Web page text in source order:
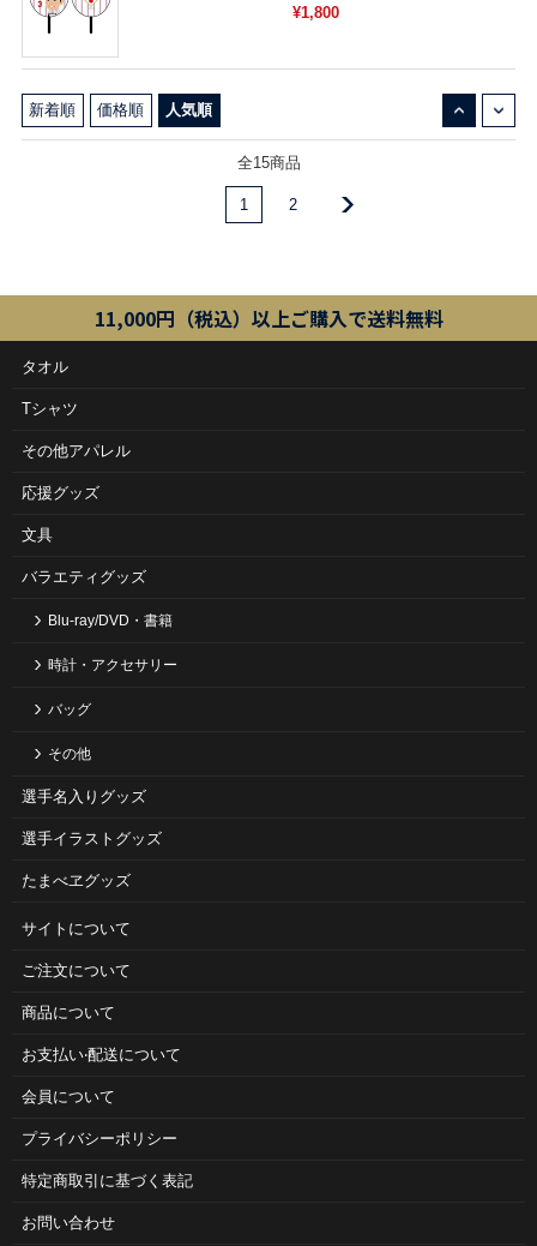
¥1,800
新着順 価格順 人気順
全15商品
1 2
11,000円（税込）以上ご購入で送料無料
タオル
Tシャツ
その他アパレル
応援グッズ
文具
バラエティグッズ
Blu-ray/DVD・書籍
時計・アクセサリー
バッグ
その他
選手名入りグッズ
選手イラストグッズ
たまべヱグッズ
サイトについて
ご注⽂について
商品について
お⽀払い‧配送について
会員について
プライバシーポリシー
特定商取引に基づく表記
お問い合わせ